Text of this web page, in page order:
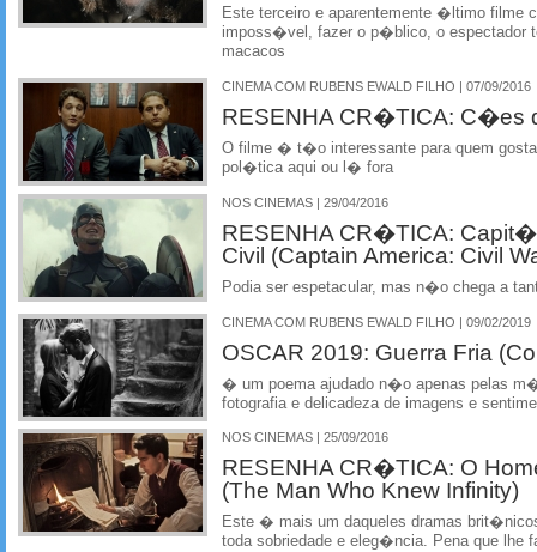
Este terceiro e aparentemente �ltimo filme
imposs�vel, fazer o p�blico, o espectador
macacos
CINEMA COM RUBENS EWALD FILHO | 07/09/2016
RESENHA CR�TICA: C�es
O filme � t�o interessante para quem
pol�tica aqui ou l� fora
NOS CINEMAS | 29/04/2016
RESENHA CR�TICA:
Civil (Captain America: Civil
Podia ser espetacular, mas n�o chega a
CINEMA COM RUBENS EWALD FILHO | 09/02/2019
OSCAR 2019: Guerra Fria
� um poema ajudado n�o apenas pelas
fotografia e delicadeza de imagens e
NOS CINEMAS | 25/09/2016
RESENHA CR�TICA: O
(The Man Who Knew Infinity)
Este � mais um daqueles dramas
toda sobriedade e eleg�ncia. Pena que lhe